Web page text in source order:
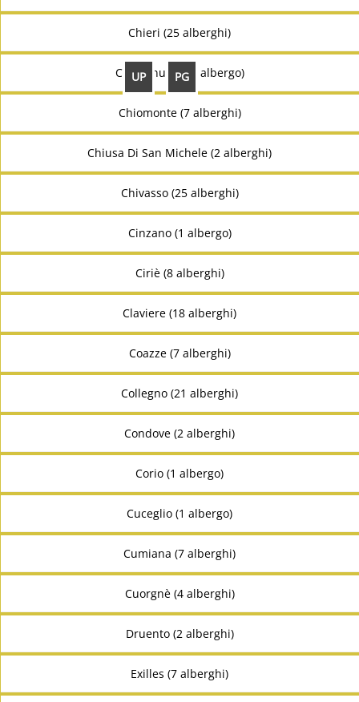
UP PG
Chieri (25 alberghi)
Chiesanuova (1 albergo)
Chiomonte (7 alberghi)
Chiusa Di San Michele (2 alberghi)
Chivasso (25 alberghi)
Cinzano (1 albergo)
Ciriè (8 alberghi)
Claviere (18 alberghi)
Coazze (7 alberghi)
Collegno (21 alberghi)
Condove (2 alberghi)
Corio (1 albergo)
Cuceglio (1 albergo)
Cumiana (7 alberghi)
Cuorgnè (4 alberghi)
Druento (2 alberghi)
Exilles (7 alberghi)